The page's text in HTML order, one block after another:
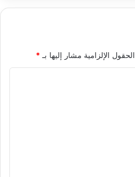
الحقول الإلزامية مشار إليها بـ *